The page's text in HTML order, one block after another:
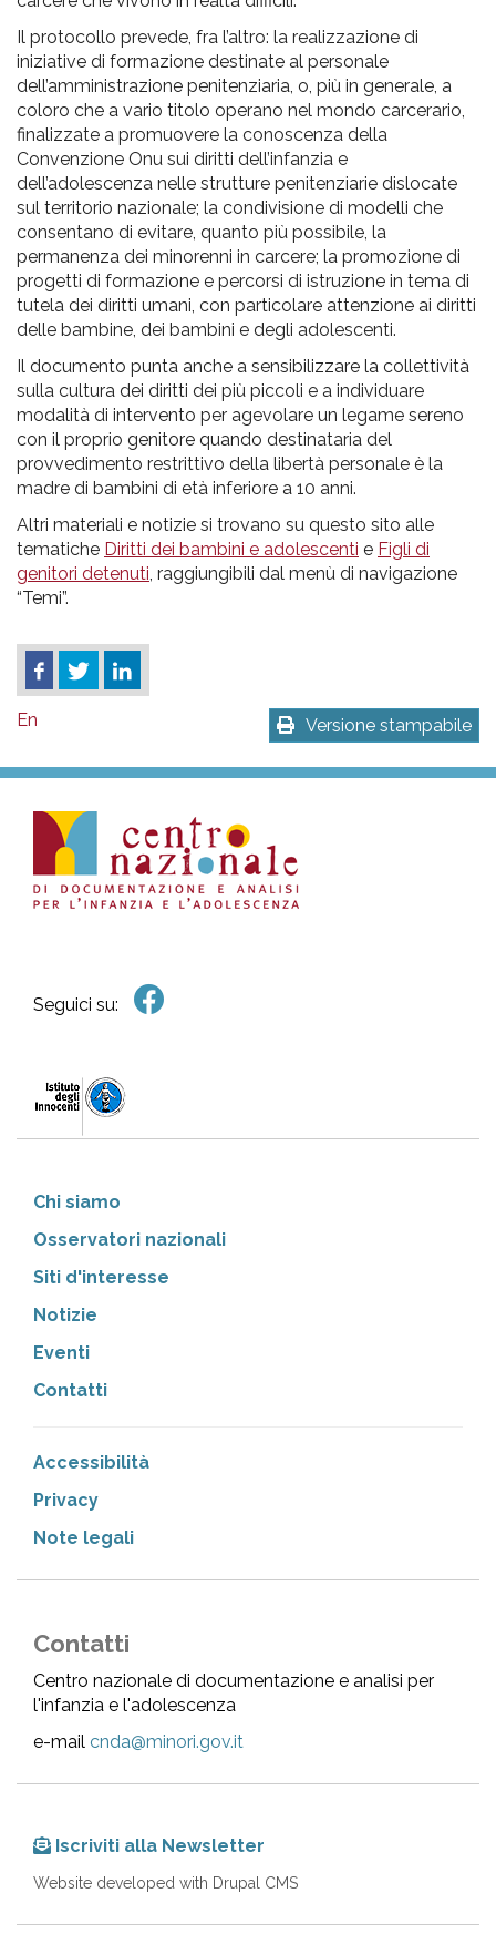
Il protocollo prevede, fra l’altro: la realizzazione di
iniziative di formazione destinate al personale
dell’amministrazione penitenziaria, o, più in generale, a
coloro che a vario titolo operano nel mondo carcerario,
finalizzate a promuovere la conoscenza della
Convenzione Onu sui diritti dell’infanzia e
dell’adolescenza nelle strutture penitenziarie dislocate
sul territorio nazionale; la condivisione di modelli che
consentano di evitare, quanto più possibile, la
permanenza dei minorenni in carcere; la promozione di
progetti di formazione e percorsi di istruzione in tema di
tutela dei diritti umani, con particolare attenzione ai diritti
delle bambine, dei bambini e degli adolescenti.
Il documento punta anche a sensibilizzare la collettività
sulla cultura dei diritti dei più piccoli e a individuare
modalità di intervento per agevolare un legame sereno
con il proprio genitore quando destinataria del
provvedimento restrittivo della libertà personale è la
madre di bambini di età inferiore a 10 anni.
Altri materiali e notizie si trovano su questo sito alle
tematiche Diritti dei bambini e adolescenti e Figli di
genitori detenuti , raggiungibili dal menù di navigazione
“Temi”.
Versione stampabile
En
Seguici su:
Chi siamo
Osservatori nazionali
Siti d'interesse
Notizie
Eventi
Contatti
Accessibilità
Privacy
Note legali
Contatti
Centro nazionale di documentazione e analisi per
l'infanzia e l'adolescenza
e-mail cnda@minori.gov.it
Iscriviti alla Newsletter
Website developed with Drupal CMS